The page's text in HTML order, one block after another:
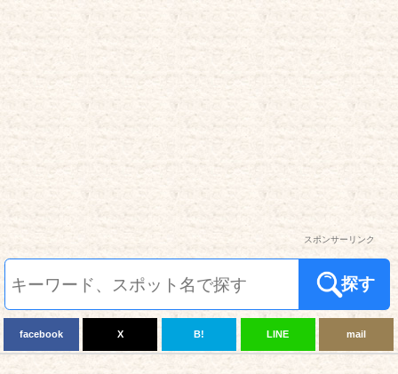
スポンサーリンク
探す
facebook X B! LINE mail